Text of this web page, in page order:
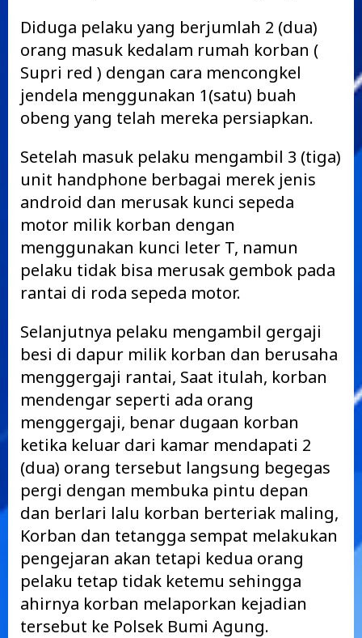
Diduga pelaku yang berjumlah 2 (dua)
orang masuk kedalam rumah korban (
Supri red ) dengan cara mencongkel
jendela menggunakan 1(satu) buah
obeng yang telah mereka persiapkan.
Setelah masuk pelaku mengambil 3 (tiga)
unit handphone berbagai merek jenis
android dan merusak kunci sepeda
motor milik korban dengan
menggunakan kunci leter T, namun
pelaku tidak bisa merusak gembok pada
rantai di roda sepeda motor.
Selanjutnya pelaku mengambil gergaji
besi di dapur milik korban dan berusaha
menggergaji rantai, Saat itulah, korban
mendengar seperti ada orang
menggergaji, benar dugaan korban
ketika keluar dari kamar mendapati 2
(dua) orang tersebut langsung begegas
pergi dengan membuka pintu depan
dan berlari lalu korban berteriak maling,
Korban dan tetangga sempat melakukan
pengejaran akan tetapi kedua orang
pelaku tetap tidak ketemu sehingga
ahirnya korban melaporkan kejadian
tersebut ke Polsek Bumi Agung.